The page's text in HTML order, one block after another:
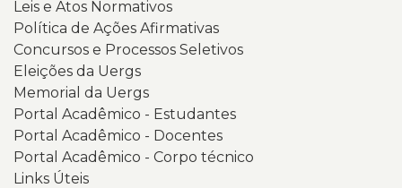
aparece
a
página
da
Consulta
Popular
2026,
com
inicial
do
Portal
da
Transparência
e
Governança
da
Leis e Atos Normativos
Política de Ações Afirmativas
Concursos e Processos Seletivos
Eleições da Uergs
Memorial da Uergs
Portal Acadêmico - Estudantes
Portal Acadêmico - Docentes
Portal Acadêmico - Corpo técnico
Links Úteis